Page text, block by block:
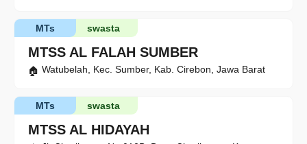
MTSS AL FALAH SUMBER
swasta
MTs
Watubelah, Kec. Sumber, Kab. Cirebon, Jawa Barat
MTSS AL HIDAYAH
swasta
MTs